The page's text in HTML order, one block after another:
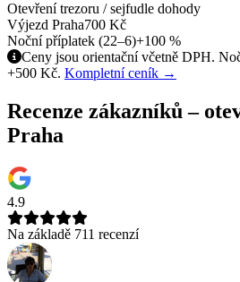
Otevření trezoru / sejfudle dohody
Výjezd Praha700 Kč
Noční příplatek (22–6)+100 %
Ceny jsou orientační včetně DPH.
+500 Kč. Kompletní ceník →
Recenze zákazníků –
Praha
4.9
Na základě 711 recenzí